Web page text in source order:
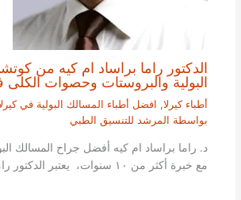
الدكتور راما براساد ام كيه من
البولية والبروستات وحصوات الكلى
أطباء كيرلا, افضل أطباء المسالك البولية في كيرلا،
بواسطة المرشد للتنسيق الطبي
د. راما براساد ام كيه أفضل جراح المسالك
مع خبرة أكثر من ١٠ سنوات، يعتبر الدكتور راما […]